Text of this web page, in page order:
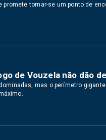
promete tornar-se um ponto de
de Vouzela não dão
mas o perímetro